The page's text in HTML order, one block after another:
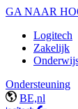
GA NAAR
Logitech
Zakelijk
Ondersteuning
BE,nl